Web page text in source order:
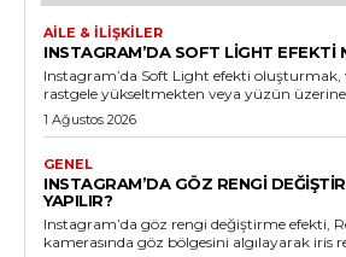
AILE & İLIŞKILER
INSTAGRAM’DA SOFT LIGHT EFEKTI
Instagram’da Soft Light efekti oluşturmak,
rastgele yükseltmekten veya yüzün üzerine
1 Ağustos 2026
GENEL
INSTAGRAM’DA GÖZ RENGI
YAPILIR?
Instagram’da göz rengi değiştirme efekti,
kamerasında göz bölgesini algılayarak iris